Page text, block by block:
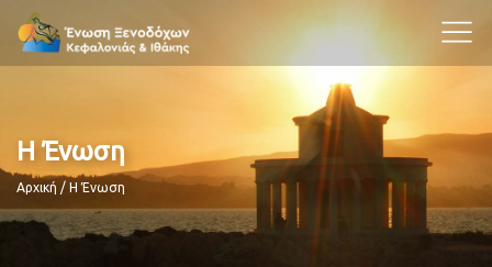
Η Ένωση
Breadcrumb
Αρχική Η Ένωση